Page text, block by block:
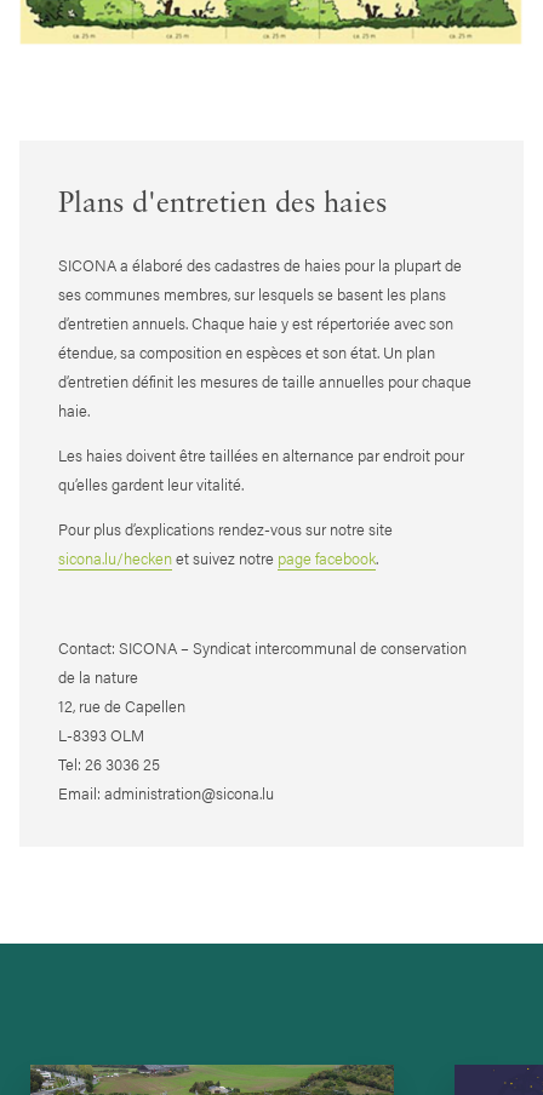
Plans d'entretien des haies
SICONA a élaboré des cadastres de haies pour la plupart de
ses communes membres, sur lesquels se basent les plans
d’entretien annuels. Chaque haie y est répertoriée avec son
étendue, sa composition en espèces et son état. Un plan
d’entretien définit les mesures de taille annuelles pour chaque
haie.
Les haies doivent être taillées en alternance par endroit pour
qu’elles gardent leur vitalité.
Pour plus d’explications rendez-vous sur notre site
sicona.lu/heckenet suivez notre page facebook.
Contact: SICONA – Syndicat intercommunal de conservation
de la nature
12, rue de Capellen
L-8393 OLM
Tel: 26 3036 25
Email: administration@sicona.lu